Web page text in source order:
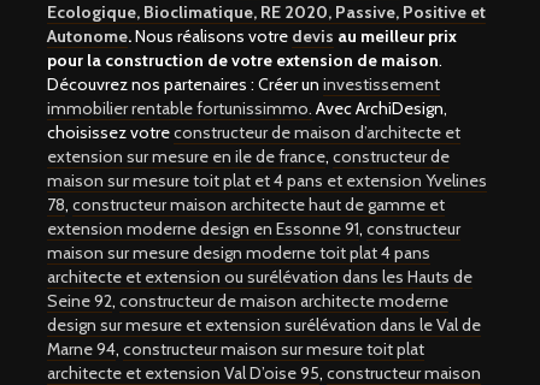
Ecologique, Bioclimatique, RE 2020, Passive, Positive et
Autonome.Nous réalisons votre devis au meilleur prix
pour la construction de votre extension de maison.
Découvrez nos partenaires : Créer un investissement
immobilier rentable fortunissimmo. Avec ArchiDesign,
choisissez votreconstructeur de maison d’architecte et
extension sur mesure en ile de france, constructeur de
maison sur mesure toit plat et 4 pans et extension Yvelines
78, constructeur maison architecte haut de gamme et
extension moderne design en Essonne 91, constructeur
maison sur mesure design moderne toit plat 4 pans
architecte et extension ou surélévation dans les Hauts de
Seine 92, constructeur de maison architecte moderne
design sur mesure et extension surélévation dans le Val de
Marne 94, constructeur maison sur mesure toit plat
architecte et extension Val D’oise 95, constructeur maison